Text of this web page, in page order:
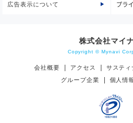
広告表示について プラ
株式会社マイ
Copyright © Mynavi
会社概要 アクセス サスティ
グループ企業
個人情